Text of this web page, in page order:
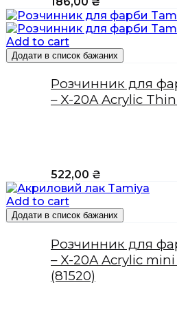
Add to cart
Додати в список бажаних
Розчинник для
– X-20A Acrylic
522,00 ₴
Add to cart
Додати в список бажаних
Розчинник для
– X-20A Acrylic
(81520)